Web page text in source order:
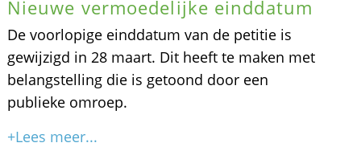
Nieuwe vermoedelijke einddatum
De voorlopige einddatum van de petitie is
gewijzigd in 28 maart. Dit heeft te maken met
belangstelling die is getoond door een
publieke omroep.
+Lees meer...